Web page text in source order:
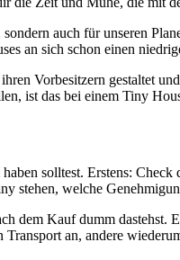
auch für unseren
an sich schon einen
Vorbesitzern gestaltet
ist das bei einem Tiny
solltest. Erstens:
stehen, welche
dem Kauf dumm
Transport an, andere